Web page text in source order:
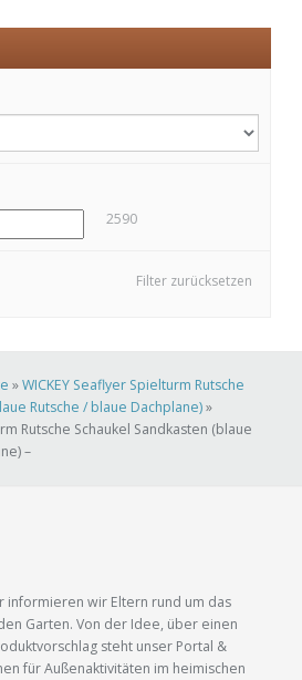
2590
Filter zurücksetzen
»WICKEY Seaflyer Spielturm Rutsche
Rutsche / blaue Dachplane)»
Rutsche Schaukel Sandkasten (blaue
–
informieren wir Eltern rund um das
Garten. Von der Idee, über einen
steht unser Portal &
für Außenaktivitäten im heimischen